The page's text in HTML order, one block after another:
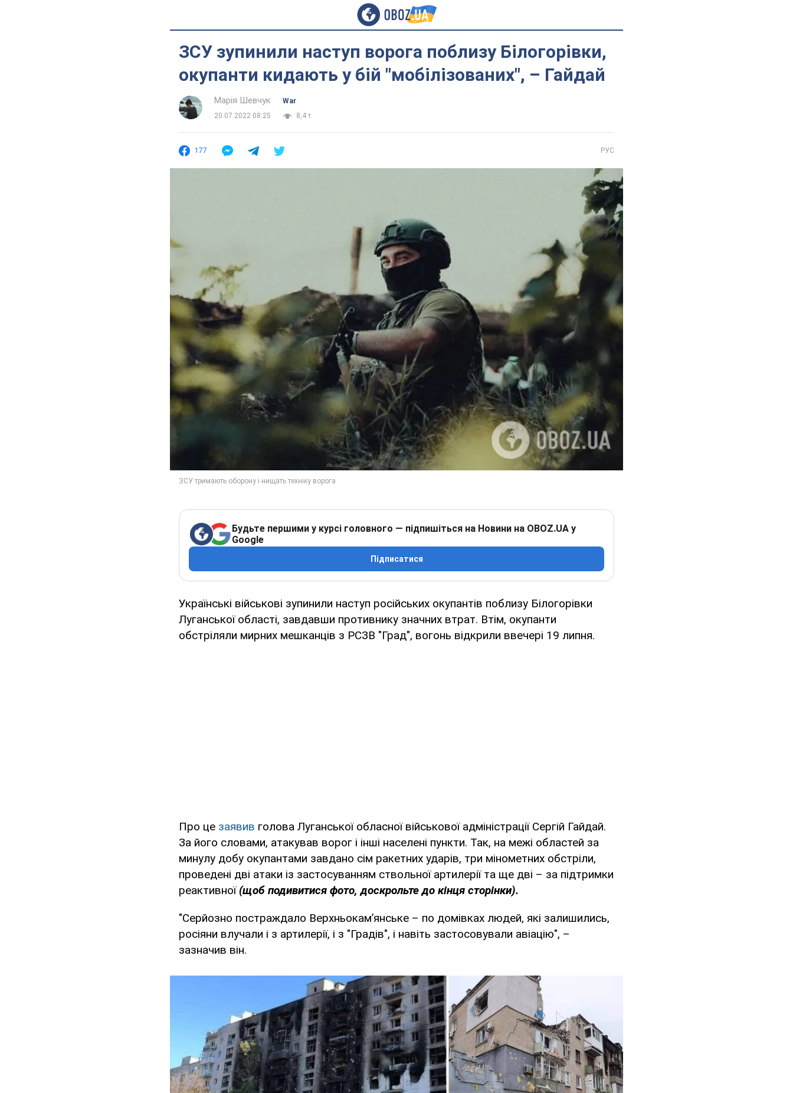
ЗСУ зупинили наступ ворога поблизу Білогорівки,
окупанти кидають у бій "мобілізованих", – Гайдай
Марія Шевчук
War
20.07.2022 08:25
8,4 т.
177 РУС
Будьте першими у курсі головного — підпишіться на Новини на OBOZ.UA у
Google
Підписатися
Українські військові зупинили наступ російських окупантів поблизу Білогорівки
Луганської області, завдавши противнику значних втрат. Втім, окупанти
обстріляли мирних мешканців з РСЗВ "Град", вогонь відкрили ввечері 19 липня.
Про це заявив голова Луганської обласної військової адміністрації Сергій Гайдай.
За його словами, атакував ворог і інші населені пункти. Так, на межі областей за
минулу добу окупантами завдано сім ракетних ударів, три мінометних обстріли,
проведені дві атаки із застосуванням ствольної артилерії та ще дві – за підтримки
реактивної (щоб подивитися фото, доскрольте до кінця сторінки).
"Серйозно постраждало Верхньокам’янське – по домівках людей, які залишились,
росіяни влучали і з артилерії, і з "Градів", і навіть застосовували авіацію", –
зазначив він.